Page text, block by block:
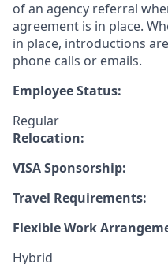
of an agency referral
agreement is in place.
in place, introductions
phone calls or emails.
Employee Status:
Regular
Relocation:
VISA Sponsorship:
Travel Requirements:
Flexible Work
Hybrid